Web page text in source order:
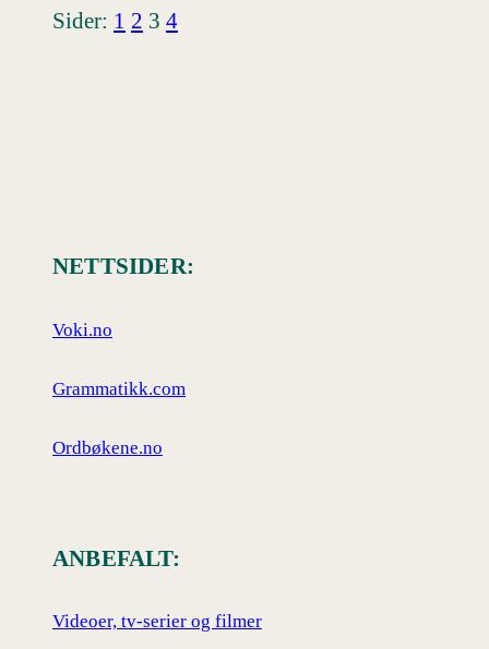
Sider: 1 2 3 4
NETTSIDER:
Voki.no
Grammatikk.com
Ordbøkene.no
ANBEFALT:
Videoer, tv-serier og filmer